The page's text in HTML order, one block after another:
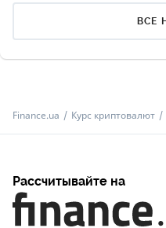
ВСЕ
Finance.ua Курс криптовалют
Рассчитывайте на